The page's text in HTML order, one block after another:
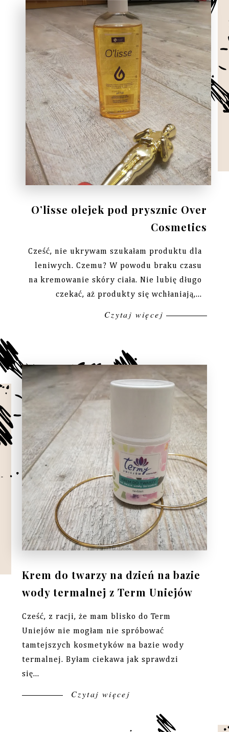
O’lisse olejek pod prysznic Over
Cosmetics
Cześć, nie ukrywam szukałam produktu dla
leniwych. Czemu? W powodu braku czasu
na kremowanie skóry ciała. Nie lubię długo
czekać, aż produkty się wchłaniają,...
Czytaj więcej
Krem do twarzy na dzień na bazie
wody termalnej z Term Uniejów
Cześć, z racji, że mam blisko do Term
Uniejów nie mogłam nie spróbować
tamtejszych kosmetyków na bazie wody
termalnej. Byłam ciekawa jak sprawdzi
się...
Czytaj więcej